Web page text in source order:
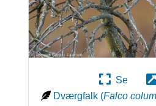
Se
Dværgfalk (Falco